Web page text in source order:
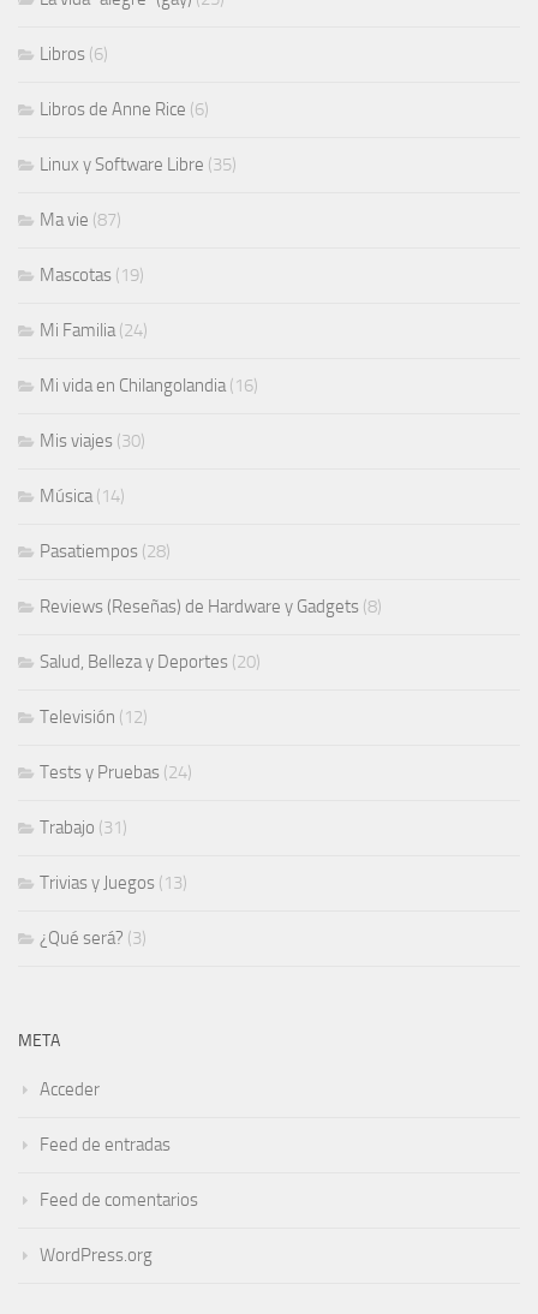
Libros (6)
Libros de Anne Rice (6)
Linux y Software Libre (35)
Ma vie (87)
Mascotas (19)
Mi Familia(24)
Mi vida en Chilangolandia(16)
Mis viajes (30)
Música(14)
Pasatiempos (28)
Reviews (Reseñas) de Hardware y Gadgets (8)
Salud, Belleza y Deportes (20)
Televisión (12)
Tests y Pruebas (24)
Trabajo (31)
Trivias y Juegos (13)
¿Qué será? (3)
META
Acceder
Feed de entradas
Feed de comentarios
WordPress.org